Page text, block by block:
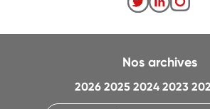
Nos archives
2026 2025 2024 2023